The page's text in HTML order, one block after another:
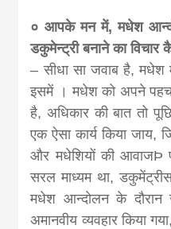
० आपके मन में, मधेश
डकुमेन्ट्री बनाने का
– सीधा सा जवाब है, मधेश
इसमें । मधेश को अपने
है, अधिकार की बात तो
एक ऐसा कार्य किया जाय,
और मधेशियों की आवाजÞ
सरल माध्यम था,
मधेश आन्दोलन के दौरान
अमानवीय व्यवहार किया